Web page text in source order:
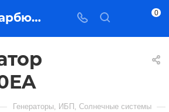
Купить Карбюратор BPG8000EA в Якутске — цена, характеристики, подбор | Востоктехторг 0
Генераторы, ИБП, Солнечные системы —